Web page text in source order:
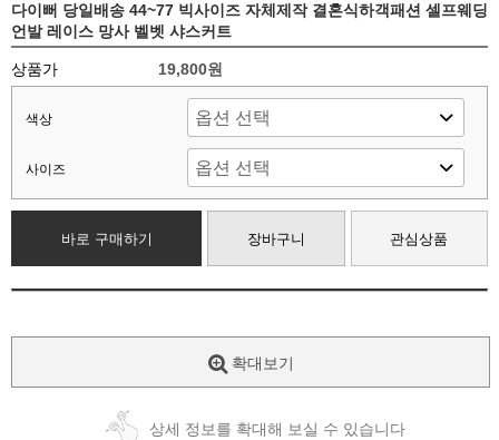
다이뻐 당일배송 44~77 빅사이즈 자체제작 결혼식하객패션 셀프웨딩
언발 레이스 망사 벨벳 샤스커트
상품가 19,800원
색상
사이즈
바로 구매하기 장바구니 관심상품
확대보기
상세 정보를 확대해 보실 수 있습니다